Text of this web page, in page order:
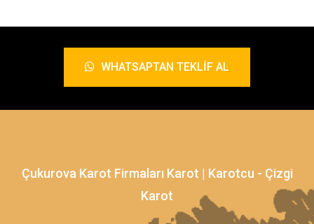
WHATSAPTAN TEKLIF AL
Çukurova Karot Firmaları Karot | Karotcu - Çizgi
Karot